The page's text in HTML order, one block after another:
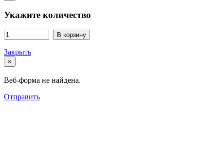
Укажите количество
В корзину
Закрыть
×
Веб-форма не найдена.
Отправить